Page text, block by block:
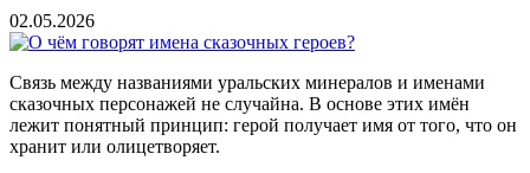
02.05.2026
Связь между названиями уральских минералов и именами
сказочных персонажей не случайна. В основе этих имён
лежит понятный принцип: герой получает имя от того, что он
хранит или олицетворяет.